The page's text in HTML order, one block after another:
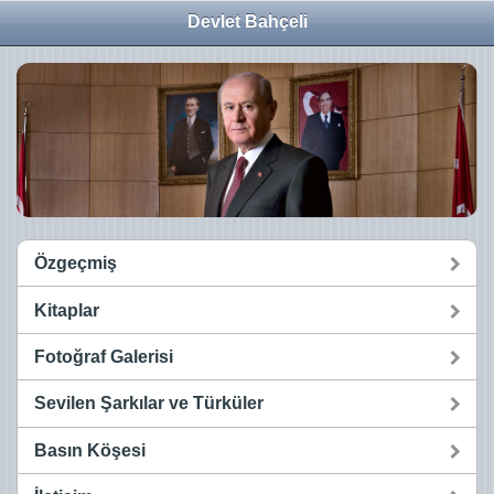
Devlet Bahçeli
Özgeçmiş
Kitaplar
Fotoğraf Galerisi
Sevilen Şarkılar ve Türküler
Basın Köşesi